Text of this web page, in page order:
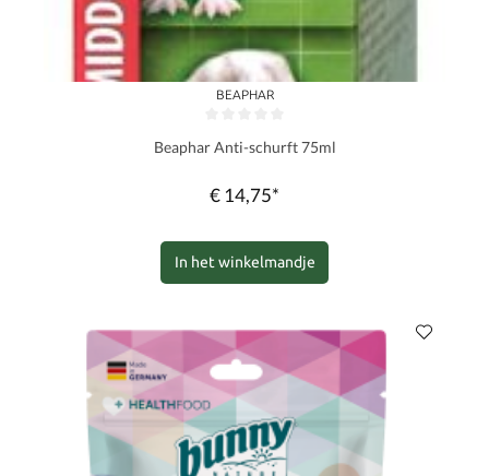
BEAPHAR
Beaphar Anti-schurft 75ml
€ 14,75*
In het winkelmandje